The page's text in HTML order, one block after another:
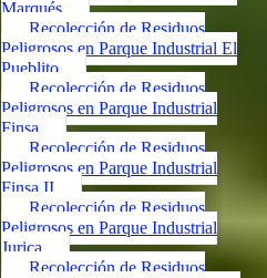
Marqués
Recolección de Residuos
Peligrosos en Parque Industrial El
Pueblito
Recolección de Residuos
Peligrosos en Parque Industrial
Finsa
Recolección de Residuos
Peligrosos en Parque Industrial
Finsa II
Recolección de Residuos
Peligrosos en Parque Industrial
Jurica
Recolección de Residuos